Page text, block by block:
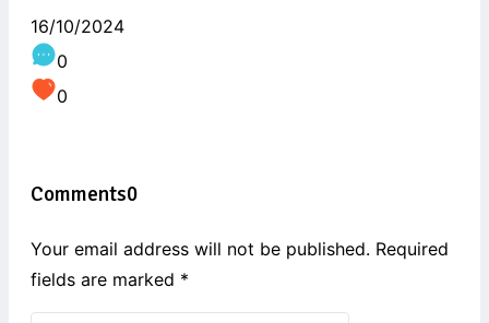
16/10/2024
0
0
Comments0
Your email address will not be published. Required
fields are marked *